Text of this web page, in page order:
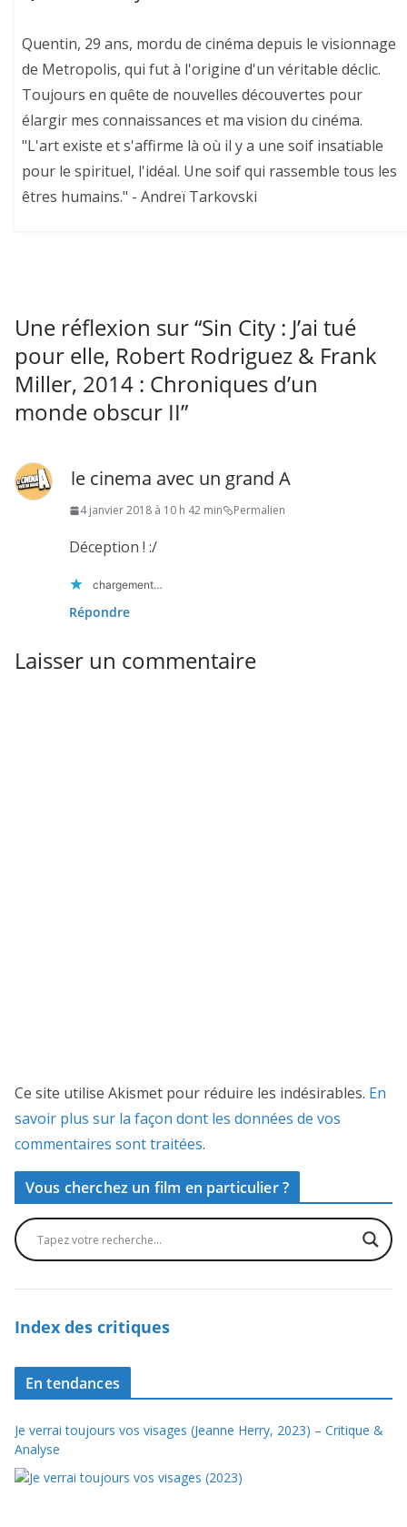
Quentin, 29 ans, mordu de cinéma depuis le visionnage
de Metropolis, qui fut à l'origine d'un véritable déclic.
Toujours en quête de nouvelles découvertes pour
élargir mes connaissances et ma vision du cinéma.
"L'art existe et s'affirme là où il y a une soif insatiable
pour le spirituel, l'idéal. Une soif qui rassemble tous les
êtres humains." - Andreï Tarkovski
Une réflexion sur “Sin City : J’ai tué
pour elle, Robert Rodriguez & Frank
Miller, 2014 : Chroniques d’un
monde obscur II”
le cinema avec un grand A
4 janvier 2018 à 10 h 42 min Permalien
Déception ! :/
chargement…
Répondre
Laisser un commentaire
Ce site utilise Akismet pour réduire les indésirables. En
savoir plus sur la façon dont les données de vos
commentaires sont traitées.
Vous cherchez un film en particulier ?
Index des critiques
En tendances
Je verrai toujours vos visages (Jeanne Herry, 2023) – Critique &
Analyse